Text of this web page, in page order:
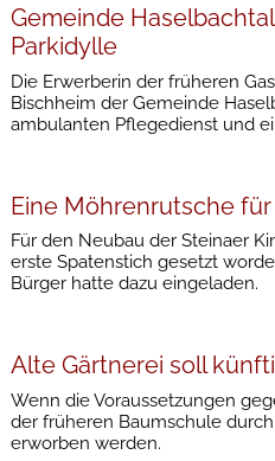
Gemeinde
Parkidylle
Die Erwerberin der früheren
Bischheim der Gemeinde
ambulanten Pflegedienst und
Eine Möhrenrutsche
Für den Neubau der Steinaer
erste Spatenstich gesetzt
Bürger hatte dazu eingeladen.
Alte Gärtnerei soll
Wenn die Voraussetzungen
der früheren Baumschule
erworben werden.